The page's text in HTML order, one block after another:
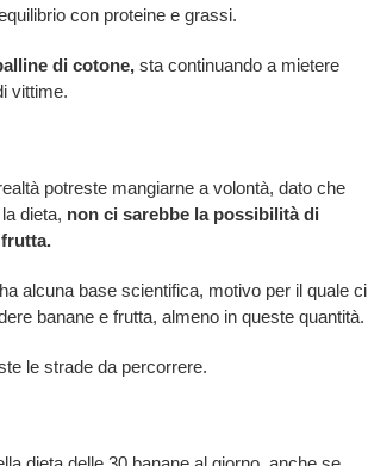
con proteine e grassi.
di cotone, sta continuando a mietere
vittime.
potreste mangiarne a volontà, dato che
dieta, non ci sarebbe la possibilità di
alcuna base scientifica, motivo per il quale ci
banane e frutta, almeno in queste quantità.
le strade da percorrere.